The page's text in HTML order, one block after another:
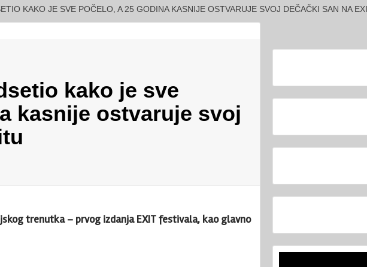
KAKO JE SVE POČELO, A 25 GODINA KASNIJE OSTVARUJE SVOJ DEČAČKI SAN NA
kako je sve
kasnije ostvaruje svoj
trenutka – prvog izdanja EXIT festivala, kao glavno